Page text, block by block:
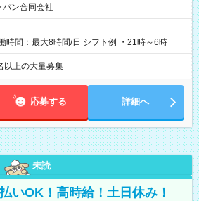
パン合同会社
時間：最大8時間/日 シフト例 ・21時～6時
以上の大量募集
応募する 詳細へ
未読
いOK！高時給！土日休み！